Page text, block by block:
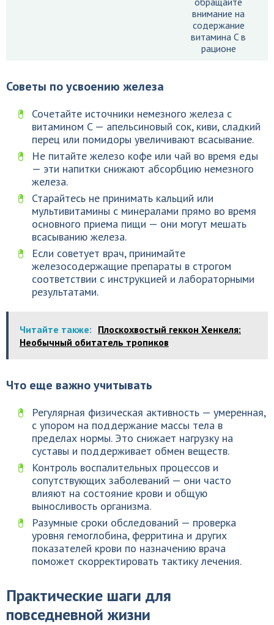
внимание на
содержание
витамина C в
рационе
Советы по усвоению железа
Сочетайте источники немезного железа с
витамином C — апельсиновый сок, киви, сладкий
перец или помидоры увеличивают всасывание.
Не питайте железо кофе или чай во время еды
— эти напитки снижают абсорбцию немезного
железа.
Старайтесь не принимать кальций или
мультивитамины с минералами прямо во время
основного приема пищи — они могут мешать
всасыванию железа.
Если советует врач, принимайте
железосодержащие препараты в строгом
соответствии с инструкцией и лабораторными
результатами.
Читайте также: Плоскохвостый геккон Хенкеля:
Необычный обитатель тропиков
Что еще важно учитывать
Регулярная физическая активность — умеренная,
с упором на поддержание массы тела в
пределах нормы. Это снижает нагрузку на
суставы и поддерживает обмен веществ.
Контроль воспалительных процессов и
сопутствующих заболеваний — они часто
влияют на состояние крови и общую
выносливость организма.
Разумные сроки обследований — проверка
уровня гемоглобина, ферритина и других
показателей крови по назначению врача
поможет скорректировать тактику лечения.
Практические шаги для
повседневной жизни